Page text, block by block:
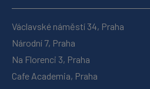
Václavské náměstí 34, Praha
Národní 7, Praha
Na Florenci 3, Praha
Cafe Academia, Praha